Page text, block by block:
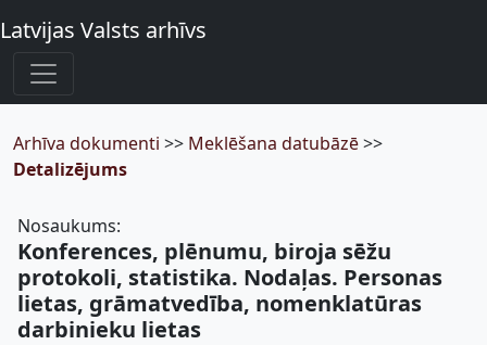
Latvijas Valsts arhīvs
Arhīva dokumenti >> Meklēšana datubāzē>>
Detalizējums
Nosaukums:
Konferences, plēnumu, biroja sēžu
protokoli, statistika. Nodaļas. Personas
lietas, grāmatvedība, nomenklatūras
darbinieku lietas